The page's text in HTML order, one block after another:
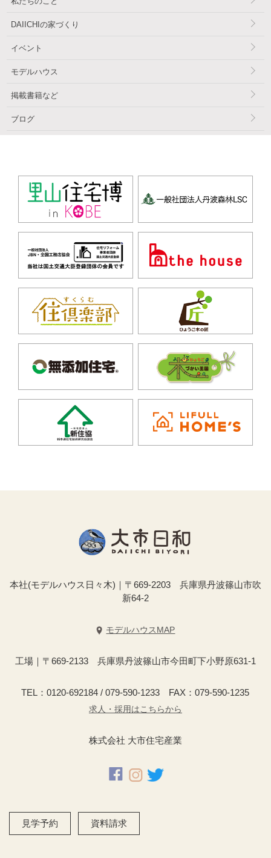
DAIICHIの家づくり
イベント
モデルハウス
掲載書籍など
ブログ
本社(モデルハウス日々木)｜〒669-2203 兵庫県丹波篠山市吹
新64-2
モデルハウスMAP
工場｜〒669-2133 兵庫県丹波篠山市今田町下小野原631-1
TEL：0120-692184 / 079-590-1233 FAX：079-590-1235
求人・採用はこちらから
株式会社 大市住宅産業
見学予約 資料請求